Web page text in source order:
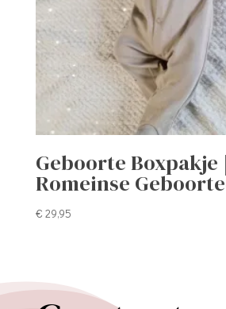
Geboorte Boxpakje
Romeinse
€ 29,95